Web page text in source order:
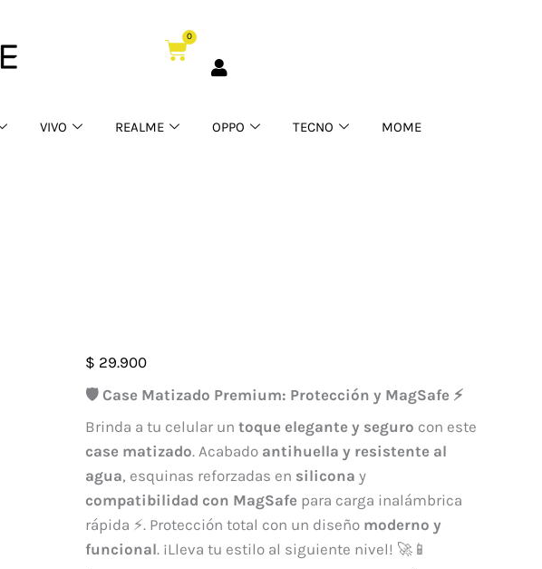
0
Cart
VIVO REALME OPPO TECNO MOME
$ 29.900
🛡️ Case Matizado Premium: Protección y MagSafe ⚡
Brinda a tu celular untoque elegante y seguro con este
case matizado. Acabado antihuella y resistente al
agua, esquinas reforzadas en silicona y
compatibilidad con MagSafe para carga inalámbrica
rápida ⚡. Protección total con un diseño moderno y
funcional. ¡Lleva tu estilo al siguiente nivel! 🚀📱
Case
Francia
Samsung
S25
Ultra
cantidad